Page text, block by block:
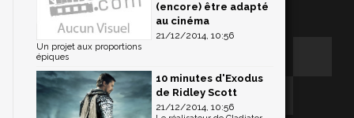
(encore) être adapté
au cinéma
21/12/2014, 10:56
Un projet aux proportions
épiques
10 minutes d'Exodus
de Ridley Scott
21/12/2014, 10:56